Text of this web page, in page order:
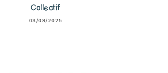
Collectif
03/09/2025